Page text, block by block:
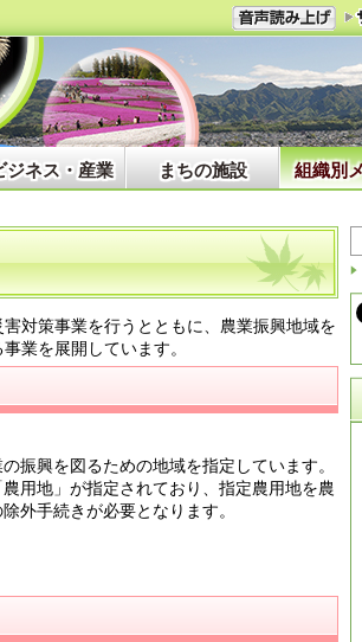
ジネス・産業 まちの施設 組織別
対策事業を行うとともに、農業振興地域を
業を展開しています。
振興を図るための地域を指定しています。
用地」が指定されており、指定農用地を農
外手続きが必要となります。